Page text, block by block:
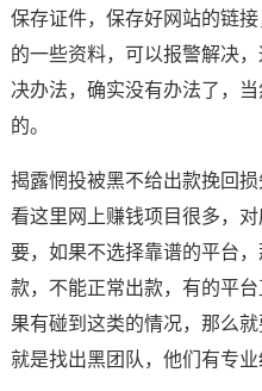
保存证件，保存好网站的链
的一些资料，可以报警解决
决办法，确实没有办法了，
的。
揭露惘投被黑不给出款挽回
看这里网上赚钱项目很多，
要，如果不选择靠谱的平台
款，不能正常出款，有的平
果有碰到这类的情况，那么
就是找出黑团队，他们有专业